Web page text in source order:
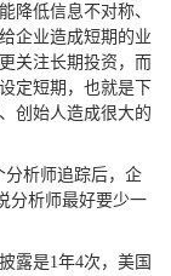
降低信息不对称、
企业造成短期的业
关注长期投资，而
定短期，也就是下
创始人造成很大的
分析师追踪后，企
分析师最好要少一
露是1年4次，美国